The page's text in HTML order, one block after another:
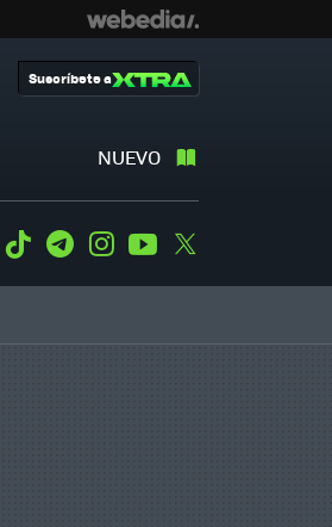
NUEVO
Suscríbete a
WhatsApp
Tiktok TelegramInstagramYoutube